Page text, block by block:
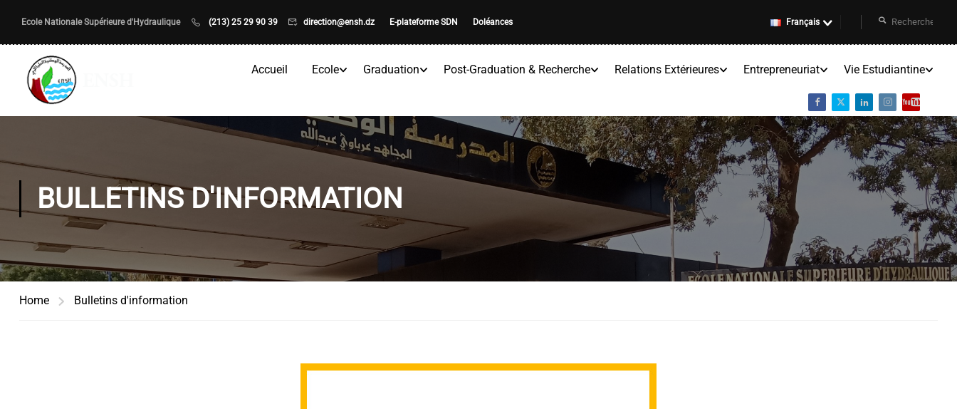
Ecole Nationale Supérieure d'Hydraulique (213) 25 29 90 39 direction@ensh.dz E-plateforme SDN Doléances Français
Accueil Ecole Graduation Post-Graduation & Recherche Relations Extérieures Entrepreneuriat Vie Estudiantine
BULLETINS D'INFORMATION
Home Bulletins d'information